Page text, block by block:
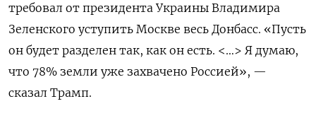
требовал от президента Украины Владимира
Зеленского уступить Москве весь Донбасс. «Пусть
он будет разделен так, как он есть. <…> Я думаю,
что 78% земли уже захвачено Россией», —
сказал Трамп.